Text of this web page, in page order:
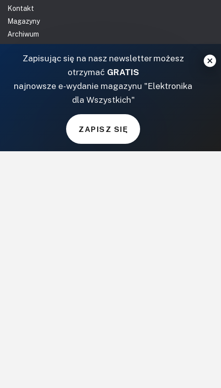
Kontakt
Magazyny
Archiwum
Do pobrania
NASZE SERWISY
DOM, OGRÓD I WNĘTRZA
Projekty.BudujemyDom.pl
Informator Budownictwa
Zapisując się na nasz newsletter możesz
otrzymać GRATIS
najnowsze e-wydanie magazynu "Elektronika
dla Wszystkich"
ZAPISZ SIĘ